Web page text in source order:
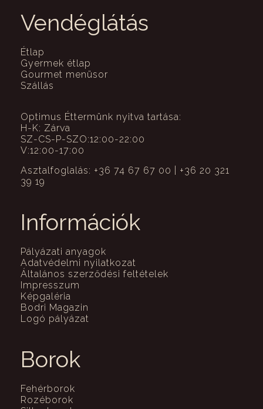
Vendéglátás
Étlap
Gyermek étlap
Gourmet menüsor
Szállás
Optimus Éttermünk nyitva tartása:
H-K: Zárva
SZ-CS-P-SZO:12:00-22:00
V:12:00-17:00
Asztalfoglalás: +36 74 67 67 00 | +36 20 321
39 19
Információk
Pályázati anyagok
Adatvédelmi nyilatkozat
Általános szerződési feltételek
Impresszum
Képgaléria
Bodri Magazin
Logó pályázat
Borok
Fehérborok
Rozéborok